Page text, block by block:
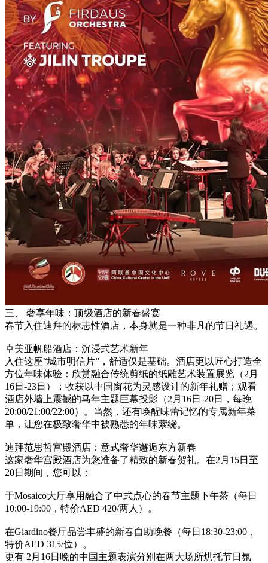
三、 奢享年味：顶级酒店的新春盛宴
春节入住迪拜的标志性酒店，本身就是一种非凡的节日礼遇。
卓美亚帆船酒店：沉浸式艺术新年
入住这座“城市明信片”，舒适仅是基础。酒店更以匠心打造全
方位年味体验：欣赏融合传统剪纸的纸雕艺术装置展览（2月
16日-23日）；收获以中国窗花为灵感设计的新年礼赠；观看
酒店外墙上震撼的马年主题巨幕投影（2月16日-20日，每晚
20:00/21:00/22:00）。当然，还有唤醒味蕾记忆的专属新年菜
单，让您在极致奢华中被熟悉的年味萦绕。
迪拜范思哲宫殿酒店：意式奢华邂逅东方新春
这家奢华宫殿酒店为您准备了精致的新春贺礼。在2月15日至
20日期间，您可以：
于Mosaico大厅享用融合了中式点心的春节主题下午茶（每日
10:00-19:00，特价AED 420/两人）。
在Giardino餐厅品尝丰盛的新春自助晚餐（每日18:30-23:00，
特价AED 315/位）。
更有 2月16日晚的中国主题表演分别在两大场所烘托节日氛